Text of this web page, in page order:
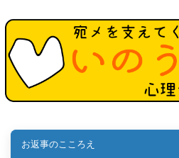
お返事のこころえ